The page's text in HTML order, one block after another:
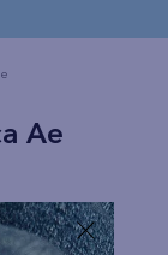
Ae